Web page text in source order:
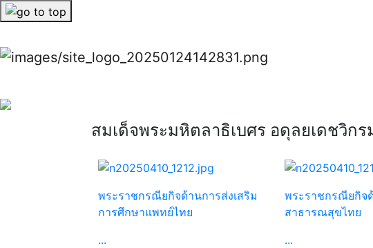
สมเด็จพระมหิตลาธิเบศร อดุลยเดชวิก
พระราชกรณียกิจด้านการส่งเสริม
การศึกษาแพทย์ไทย
...
พระราชกรณียกิจ
สาธารณสุขไทย
...